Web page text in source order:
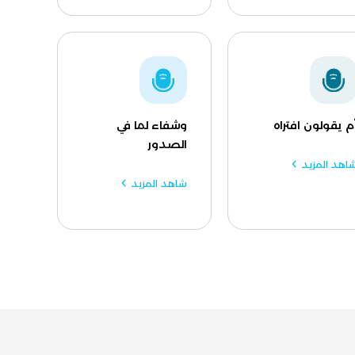
يقولون افتراه
المزيد
وشفاء لما في
الصدور
شاهد المزيد